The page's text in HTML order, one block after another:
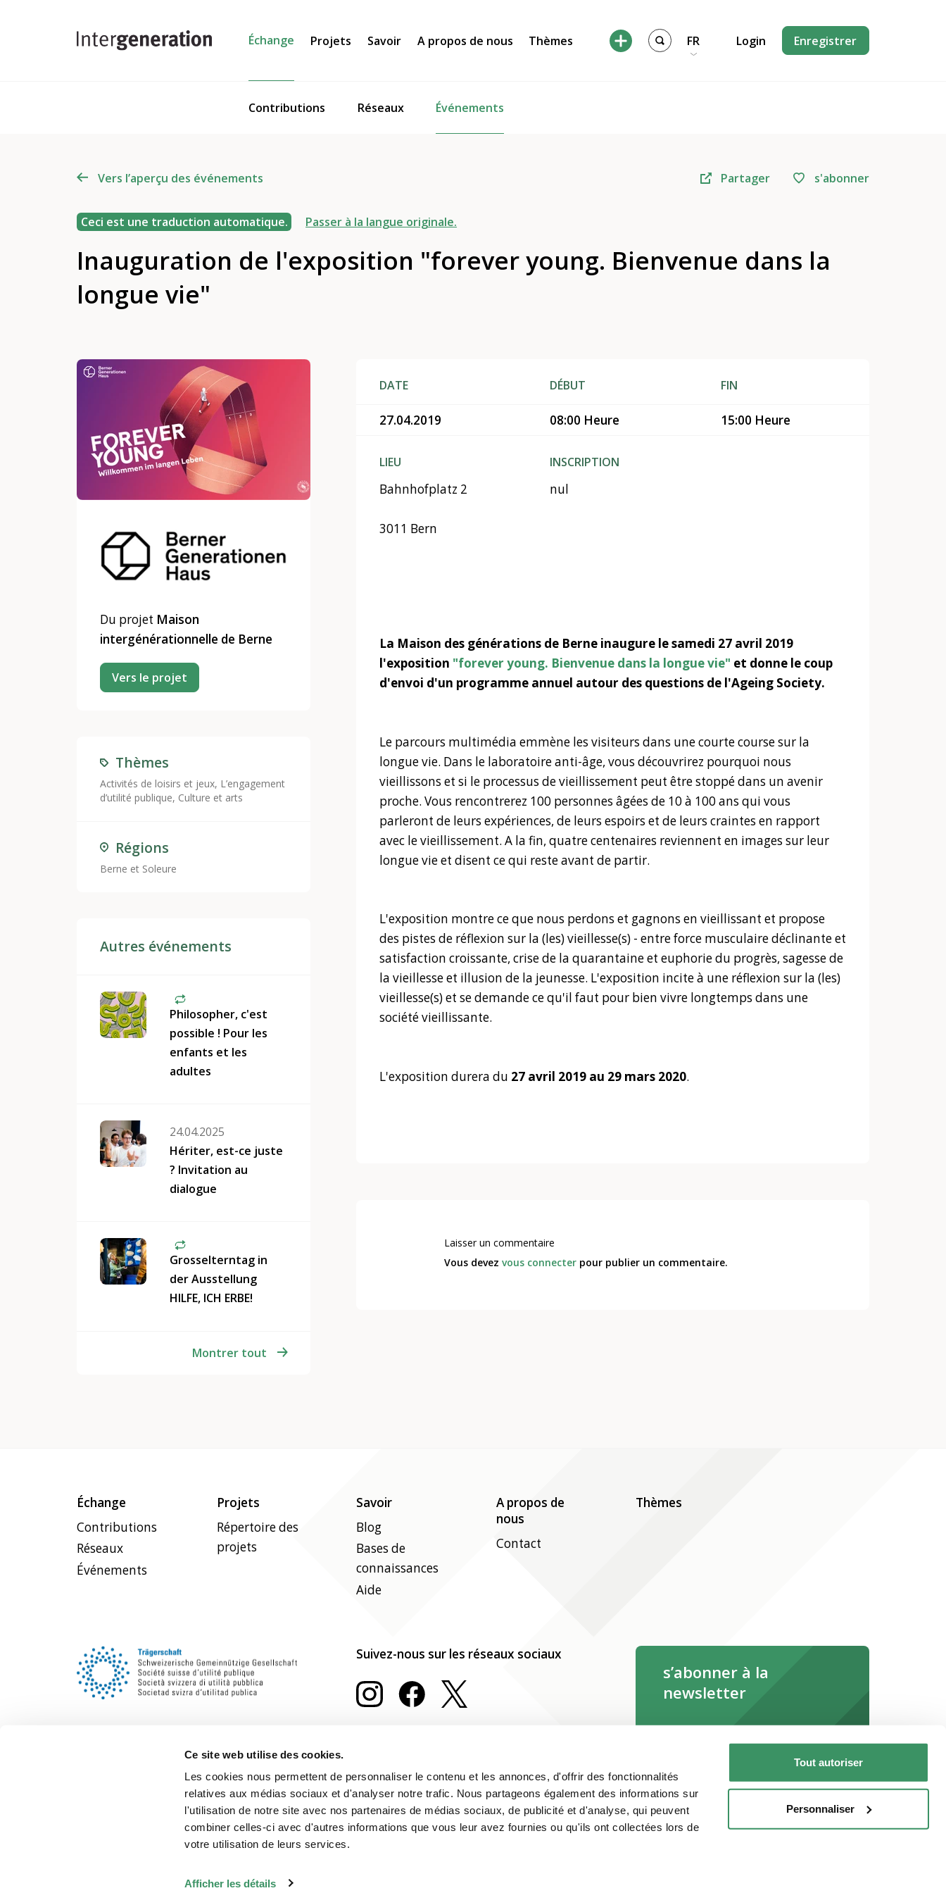
Ce site web utilise des cookies.
Les cookies nous permettent de personnaliser le contenu et les annonces, d'offrir des fonctionnalités
relatives aux médias sociaux et d'analyser notre trafic. Nous partageons également des informations sur
l'utilisation de notre site avec nos partenaires de médias sociaux, de publicité et d'analyse, qui peuvent
combiner celles-ci avec d'autres informations que vous leur avez fournies ou qu'ils ont collectées lors de
votre utilisation de leurs services.
Afficher les détails
Tout autoriser
Personnaliser
Échange
Contributions Réseaux Événements
Projets Savoir A propos de nous Thèmes FR Login Enregistrer
Vers l’aperçu des événements Partager s'abonner
Ceci est une traduction automatique. Passer à la langue originale.
Inauguration de l'exposition "forever young. Bienvenue dans la
longue vie"
Du projet Maison
intergénérationnelle de Berne
Vers le projet
Thèmes
Activités de loisirs et jeux, L’engagement
d’utilité publique, Culture et arts
Régions
Berne et Soleure
Autres événements
Philosopher, c'est
possible ! Pour les
enfants et les
adultes
24.04.2025
Hériter, est-ce juste
? Invitation au
dialogue
Grosselterntag in
der Ausstellung
HILFE, ICH ERBE!
Montrer tout
DATE DÉBUT FIN
27.04.2019 08:00 Heure 15:00 Heure
LIEU
Bahnhofplatz 2
3011 Bern
INSCRIPTION
nul
La Maison des générations de Berne inaugure le samedi 27 avril 2019
l'exposition "forever young. Bienvenue dans la longue vie" et donne le coup
d'envoi d'un programme annuel autour des questions de l'Ageing Society.
Le parcours multimédia emmène les visiteurs dans une courte course sur la
longue vie. Dans le laboratoire anti-âge, vous découvrirez pourquoi nous
vieillissons et si le processus de vieillissement peut être stoppé dans un avenir
proche. Vous rencontrerez 100 personnes âgées de 10 à 100 ans qui vous
parleront de leurs expériences, de leurs espoirs et de leurs craintes en rapport
avec le vieillissement. A la fin, quatre centenaires reviennent en images sur leur
longue vie et disent ce qui reste avant de partir.
L'exposition montre ce que nous perdons et gagnons en vieillissant et propose
des pistes de réflexion sur la (les) vieillesse(s) - entre force musculaire déclinante et
satisfaction croissante, crise de la quarantaine et euphorie du progrès, sagesse de
la vieillesse et illusion de la jeunesse. L'exposition incite à une réflexion sur la (les)
vieillesse(s) et se demande ce qu'il faut pour bien vivre longtemps dans une
société vieillissante.
L'exposition durera du 27 avril 2019 au 29 mars 2020.
Laisser un commentaire
Vous devez vous connecterpour publier un commentaire.
Échange
Contributions
Réseaux
Événements
Projets
Répertoire des
projets
Savoir
Blog
Bases de
connaissances
Aide
A propos de
nous
Contact
Thèmes
Suivez-nous sur les réseaux sociaux
s’abonner à la
newsletter
s’abonner maintenant